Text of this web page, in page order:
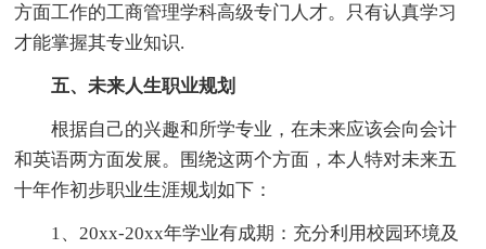
方面工作的工商管理学科高级专门人才。只有认真学习
才能掌握其专业知识.
五、未来人生职业规划
根据自己的兴趣和所学专业，在未来应该会向会计
和英语两方面发展。围绕这两个方面，本人特对未来五
十年作初步职业生涯规划如下：
1、20xx-20xx年学业有成期：充分利用校园环境及